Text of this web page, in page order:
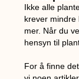
Ikke alle
krever mindre
mer. Når du
hensyn til
For å finne